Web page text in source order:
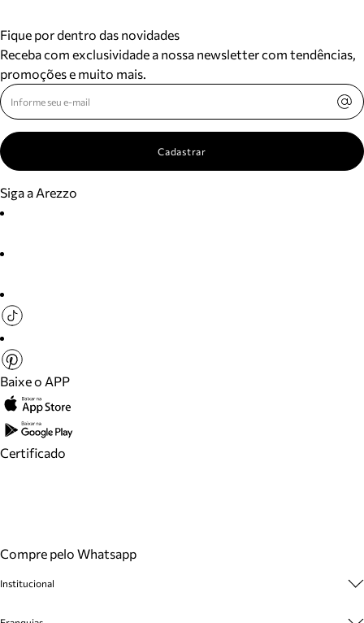
Fique por dentro das novidades
Receba com exclusividade a nossa newsletter com tendências,
promoções e muito mais.
Cadastrar
Siga a Arezzo
Baixe o APP
Certificado
Compre pelo Whatsapp
Institucional